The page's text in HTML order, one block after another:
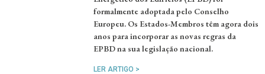
formalmente adoptada pelo Conselho
Europeu. Os Estados-Membros têm agora dois
anos para incorporar as novas regras da
EPBD na sua legislação nacional.
LER ARTIGO >